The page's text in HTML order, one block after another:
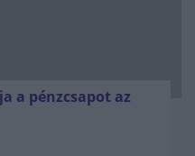
a pénzcsapot az